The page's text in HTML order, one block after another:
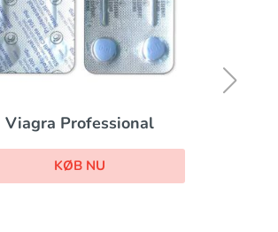
Viagra Professional
KØB NU